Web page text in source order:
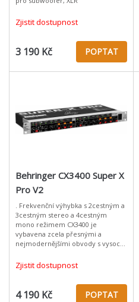
Zjistit dostupnost
3 190 Kč POPTAT
Behringer CX3400 Super X
Pro V2
. Frekvenční výhybka s 2cestným a
3cestným stereo a 4cestným
mono režimem CX3400 je
vybavena zcela přesnými a
nejmodernějšími obvody s vysoce
nízkošumovými zesilovači a
vyváženými vstupy a výstupy.
Zjistit dostupnost
4 190 Kč POPTAT